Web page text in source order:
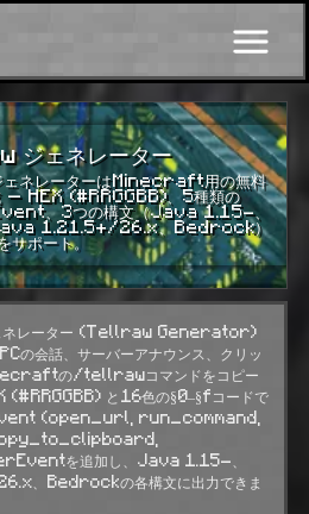
ェネレーター
レーターはMinecraft用の無料
— HEX (#RRGGBB)、5種類の
、3つの構文（Java 1.15-、
1.21.5+/26.x、Bedrock）
サポート。
レーター (Tellraw Generator)
の会話、サーバーアナウンス、クリッ
の/tellrawコマンドをコピー
(#RRGGBB) と16色の§0–§fコードで
(open_url, run_command,
を追加し、Java 1.15-、
、Bedrockの各構文に出力できま